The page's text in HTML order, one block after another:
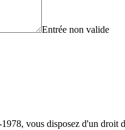
Entrée non valide
vous disposez d'un droit